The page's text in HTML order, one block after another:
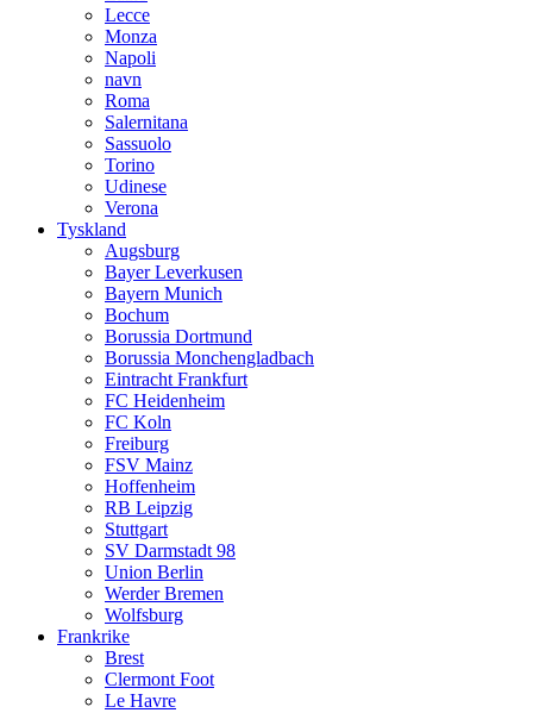
Lecce
Monza
Napoli
navn
Roma
Salernitana
Sassuolo
Torino
Udinese
Verona
Tyskland
Augsburg
Bayer Leverkusen
Bayern Munich
Bochum
Borussia Dortmund
Borussia Monchengladbach
Eintracht Frankfurt
FC Heidenheim
FC Koln
Freiburg
FSV Mainz
Hoffenheim
RB Leipzig
Stuttgart
SV Darmstadt 98
Union Berlin
Werder Bremen
Wolfsburg
Frankrike
Brest
Clermont Foot
Le Havre